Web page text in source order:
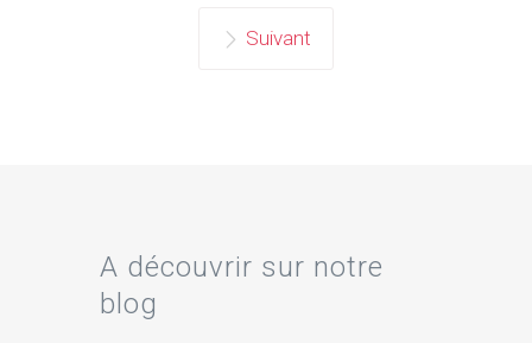
Suivant
A découvrir sur notre
blog